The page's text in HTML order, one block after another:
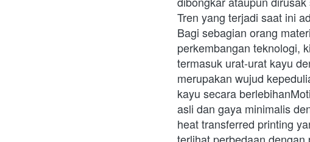
Tren yang terjadi saat ini
Bagi sebagian orang
perkembangan teknologi,
termasuk urat-urat kayu
merupakan wujud
kayu secara
asli dan gaya minimalis
heat transferred printing
terlihat perbedaan